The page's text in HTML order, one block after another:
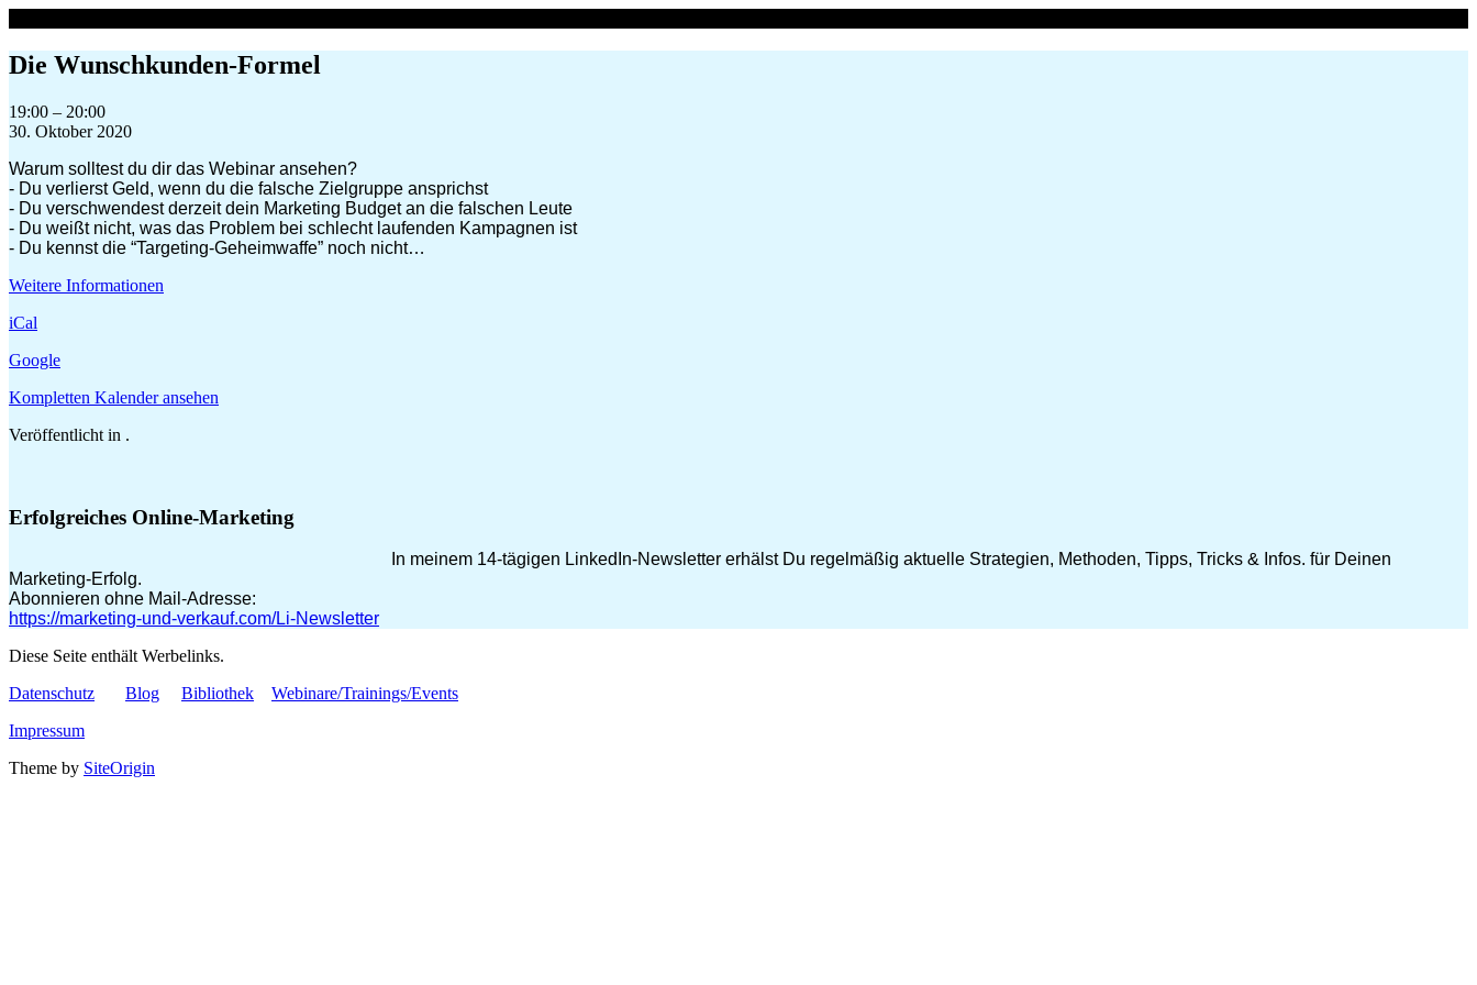
springen
Die Wunschkunden-Formel
Die
Wunschkunden-
19:00 – 20:00
30. Oktober 2020
Warum solltest du dir das Webinar ansehen?
- Du verlierst Geld, wenn du die falsche Zielgruppe ansprichst
- Du verschwendest derzeit dein Marketing Budget an die falschen Leute
- Du weißt nicht, was das Problem bei schlecht laufenden Kampagnen ist
- Du kennst die “Targeting-Geheimwaffe” noch nicht…
Weitere Informationen
iCal
Google
Kompletten Kalender ansehen
Veröffentlicht in .
Erfolgreiches Online-Marketing
In meinem 14-tägigen LinkedIn-Newsletter erhälst Du regelmäßig aktuelle Strategien, Methoden, Tipps, Tricks & Infos. für Deinen
Marketing-Erfolg.
Abonnieren ohne Mail-Adresse:
https://marketing-und-verkauf.com/Li-Newsletter
Diese Seite enthält Werbelinks.
Datenschutz
Blog Bibliothek
Webinare/Trainings/Events
Impressum
Theme by SiteOrigin